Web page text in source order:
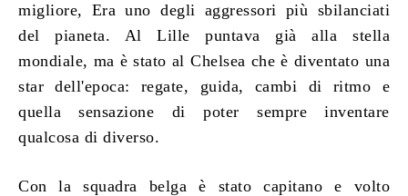
migliore, Era uno degli aggressori più sbilanciati
del pianeta. Al Lille puntava già alla stella
mondiale, ma è stato al Chelsea che è diventato una
star dell'epoca: regate, guida, cambi di ritmo e
quella sensazione di poter sempre inventare
qualcosa di diverso.
Con la squadra belga è stato capitano e volto